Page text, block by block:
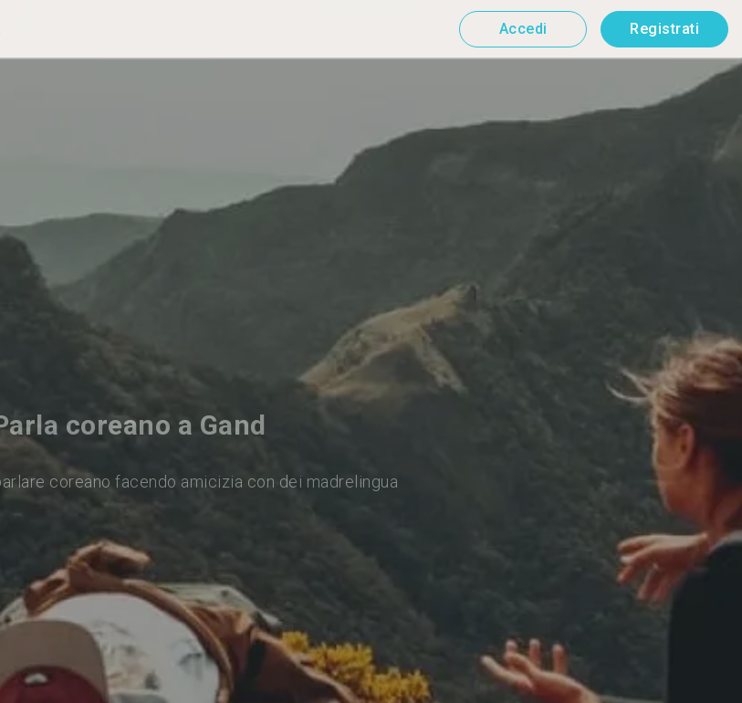
Accedi Registrati
coreano a Gand
coreano facendo amicizia con dei madrelingua